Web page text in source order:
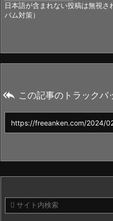
日本語が含まれない投稿は無視
パム対策）
 この記事のトラックバ